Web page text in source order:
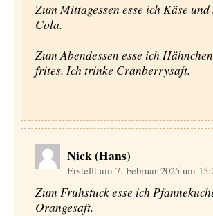
Zum Mittagessen esse ich Käse
Cola.
Zum Abendessen esse ich
frites. Ich trinke Cranberrysaft.
Nick (Hans)
Erstellt am 7. Februar 2025 um
Zum Fruhstuck esse ich
Orangesaft.